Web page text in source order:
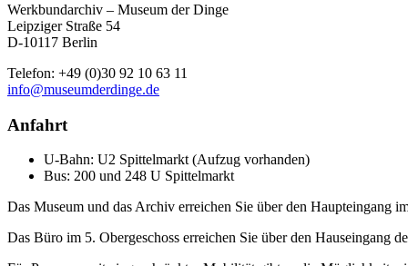
Werkbundarchiv – Museum der Dinge
Leipziger Straße 54
D-10117 Berlin
Telefon: +49 (0)30 92 10 63 11
info@museumderdinge.de
Anfahrt
U-Bahn: U2 Spittelmarkt (Aufzug vorhanden)
Bus: 200 und 248 U Spittelmarkt
Das Museum und das Archiv erreichen Sie über den Haupteingang
Das Büro im 5. Obergeschoss erreichen Sie über den Hauseingang